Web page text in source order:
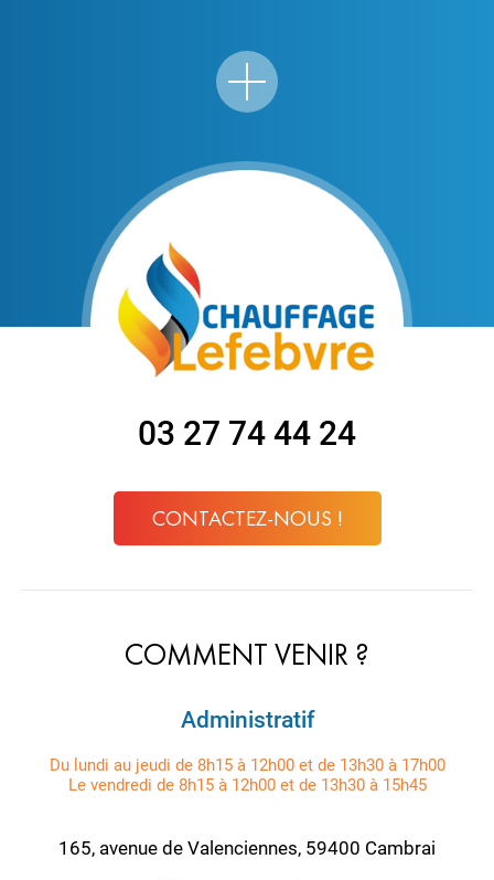
03 27 74 44 24
CONTACTEZ-NOUS !
COMMENT VENIR ?
Administratif
Du lundi au jeudi de 8h15 à 12h00 et de 13h30 à 17h00
Le vendredi de 8h15 à 12h00 et de 13h30 à 15h45
165, avenue de Valenciennes, 59400 Cambrai